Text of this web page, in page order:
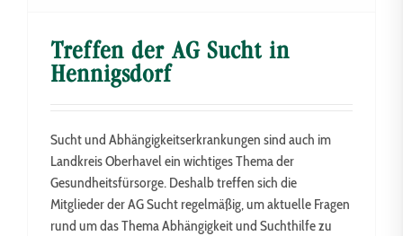
Treffen der AG Sucht in
Hennigsdorf
Sucht und Abhängigkeitserkrankungen sind auch im
Landkreis Oberhavel ein wichtiges Thema der
Gesundheitsfürsorge. Deshalb treffen sich die
Mitglieder der AG Sucht regelmäßig, um aktuelle Fragen
rund um das Thema Abhängigkeit und Suchthilfe zu